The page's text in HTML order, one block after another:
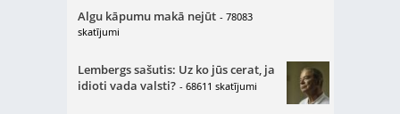
Algu kāpumu makā nejūt - 78083
skatījumi
Lembergs sašutis: Uz ko jūs cerat, ja
idioti vada valsti? - 68611 skatījumi